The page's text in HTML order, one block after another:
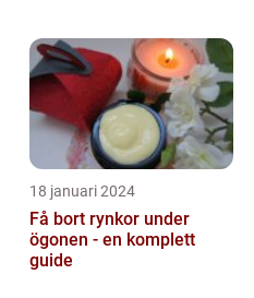
18 januari 2024
Få bort rynkor under
ögonen - en komplett
guide